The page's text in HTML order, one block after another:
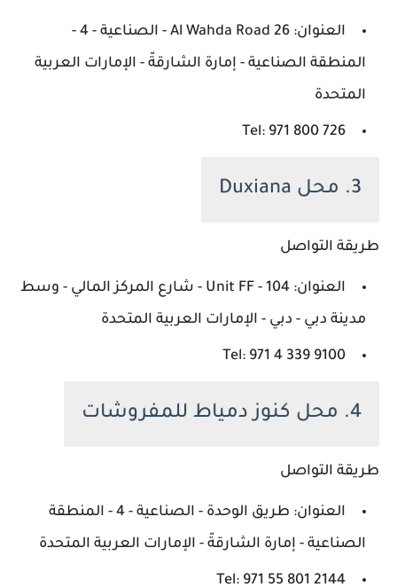
العنوان: 26 Al Wahda Road - الصناعية - 4 -
المنطقة الصناعية - إمارة الشارقةّ - الإمارات العربية
المتحدة
Tel: ‪971 800 726‬‏
3. محل Duxiana
طريقة التواصل
العنوان: Unit FF - 104 - شارع المركز المالي - وسط
مدينة دبي - دبي - الإمارات العربية المتحدة
Tel: ‪971 4 339 9100‬‏
4. محل كنوز دمياط للمفروشات
طريقة التواصل
العنوان: طريق الوحدة - الصناعية - 4 - المنطقة
الصناعية - إمارة الشارقةّ - الإمارات العربية المتحدة
Tel: ‪971 55 801 2144‬‏